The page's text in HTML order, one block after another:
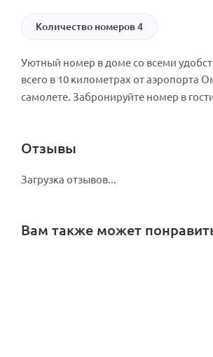
Количество номеров 4
Уютный номер в доме со всеми
всего в 10 километрах от аэропорта
самолете. Забронируйте номер в
Отзывы
Загрузка отзывов...
Вам также может